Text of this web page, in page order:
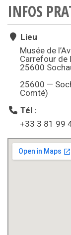
INFOS
Lieu
Musée de
Carrefour de
25600
25600 —
Comté)
Tél :
+33 3 81 99